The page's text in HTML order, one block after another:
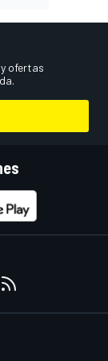
ofertas